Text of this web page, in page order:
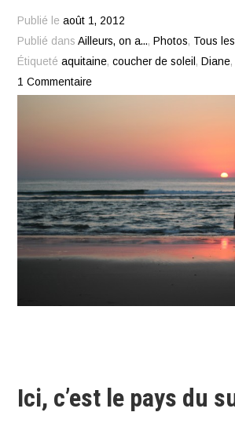
Publié leaoût 1, 2012
Publié dansAilleurs, on a...,Photos, Tous
Étiquetéaquitaine,coucher de soleil ,Diane
1 Commentaire
Ici, c’est le pays du